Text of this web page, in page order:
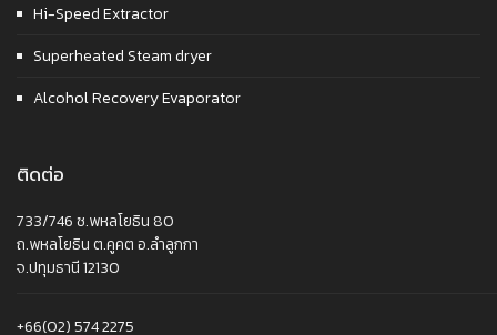
Hi-Speed Extractor
Superheated Steam dryer
Alcohol Recovery Evaporator
ติดต่อ
733/746 ซ.พหลโยธิน 80
ถ.พหลโยธิน ต.คูคต อ.ลำลูกกา
จ.ปทุมธานี 12130
+66(02) 574 2275